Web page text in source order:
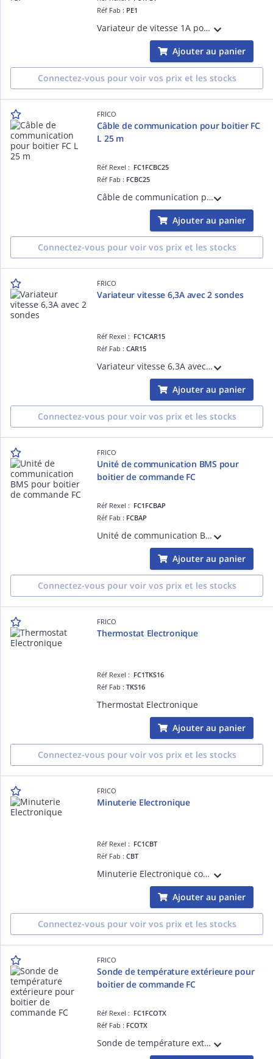
Réf Fab : PE1
Variateur de vitesse 1A pouvant piloter jusqu'à 2 déstratificateurs ICF
Ajouter au panier
Connectez-vous pour voir vos prix et les stocks
FRICO
Câble de communication pour boitier FC
L 25 m
Réf Rexel : FC1FCBC25
Réf Fab : FCBC25
Câble de communication pour boitier FC Lnogueur 25 m
Ajouter au panier
Connectez-vous pour voir vos prix et les stocks
FRICO
Variateur vitesse 6,3A avec 2 sondes
Réf Rexel : FC1CAR15
Réf Fab :CAR15
Variateur vitesse 6,3A avec 2 sondes pour aaérotherme
Ajouter au panier
Connectez-vous pour voir vos prix et les stocks
FRICO
Unité de communication BMS pour
boitier de commande FC
Réf Rexel : FC1FCBAP
Réf Fab : FCBAP
Unité de communication BMS pour boitier de commande FCCF
Ajouter au panier
Connectez-vous pour voir vos prix et les stocks
FRICO
Thermostat Electronique
Réf Rexel : FC1TKS16
Réf Fab :TKS16
Thermostat Electronique
Ajouter au panier
Connectez-vous pour voir vos prix et les stocks
FRICO
Minuterie Electronique
Réf Rexel : FC1CBT
Réf Fab :CBT
Minuterie Electronique compatible avec boitier CB
Ajouter au panier
Connectez-vous pour voir vos prix et les stocks
FRICO
Sonde de température extérieure pour
boitier de commande FC
Réf Rexel : FC1FCOTX
Réf Fab : FCOTX
Sonde de température extérieure pour boitier de commande FCCF